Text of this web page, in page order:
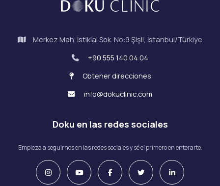
Merkez Mah. İstiklal Sok. No:9 Şişli, İstanbul/Türkiye
+90 555 140 04 04
Obtener direcciones
info@dokuclinic.com
Doku en las redes sociales
Empieza a seguirnos en las redes sociales y sé el primero en enterarte.